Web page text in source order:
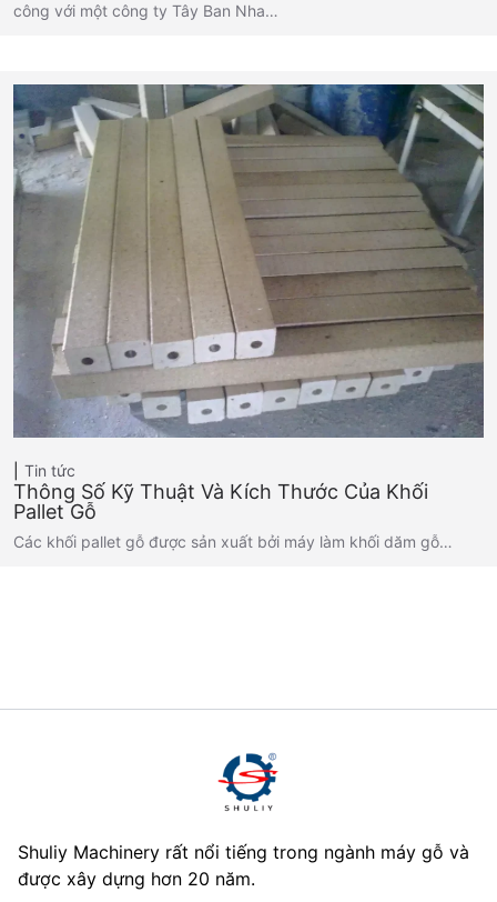
công với một công ty Tây Ban Nha…
Tin tức
Thông Số Kỹ Thuật Và Kích Thước Của Khối
Pallet Gỗ
Các khối pallet gỗ được sản xuất bởi máy làm khối dăm gỗ…
Shuliy Machinery rất nổi tiếng trong ngành máy gỗ và
được xây dựng hơn 20 năm.